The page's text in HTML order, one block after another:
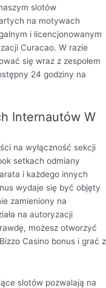
slotów
na motywach
i licencjonowanym
Curacao. W razie
się wraz z zespołem
24 godziny na
Internautów W
na wyłączność sekcji
setkach odmiany
i każdego innych
wydaje się być objęty
zamieniony na
na autoryzacji
możesz otworzyć
Casino bonus i grać z
slotów pozwalają na